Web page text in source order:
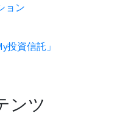
ョン
投資信託」
ンツ